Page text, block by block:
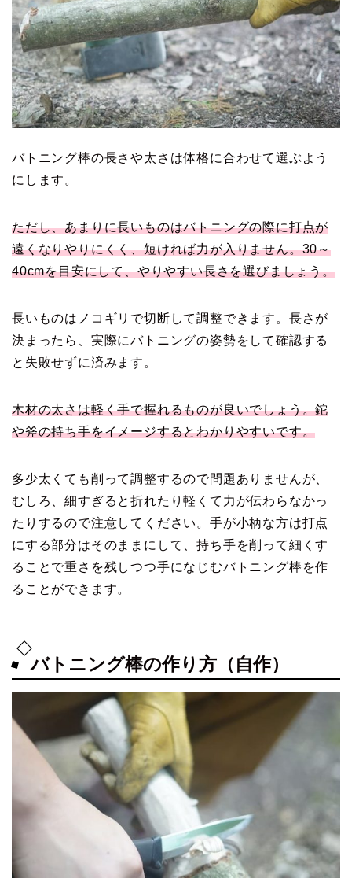
バトニング棒の長さや太さは体格に合わせて選ぶよう
にします。
ただし、あまりに長いものはバトニングの際に打点が
遠くなりやりにくく、短ければ力が入りません。30～
40cmを目安にして、やりやすい長さを選びましょう。
長いものはノコギリで切断して調整できます。長さが
決まったら、実際にバトニングの姿勢をして確認する
と失敗せずに済みます。
木材の太さは軽く手で握れるものが良いでしょう。鉈
や斧の持ち手をイメージするとわかりやすいです。
多少太くても削って調整するので問題ありませんが、
むしろ、細すぎると折れたり軽くて力が伝わらなかっ
たりするので注意してください。手が小柄な方は打点
にする部分はそのままにして、持ち手を削って細くす
ることで重さを残しつつ手になじむバトニング棒を作
ることができます。
バトニング棒の作り方（自作）